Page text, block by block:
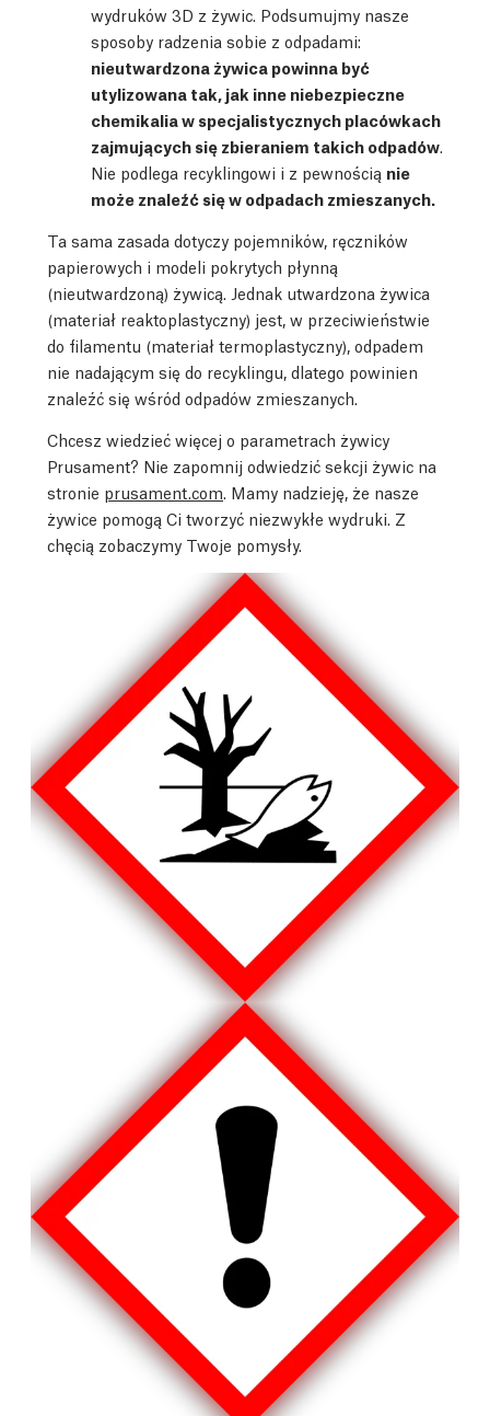
wydruków 3D z żywic. Podsumujmy nasze
sposoby radzenia sobie z odpadami:
nieutwardzona żywica powinna być
utylizowana tak, jak inne niebezpieczne
chemikalia w specjalistycznych placówkach
zajmujących się zbieraniem takich odpadów
Nie podlega recyklingowi i z pewnością nie
może znaleźć się w odpadach zmieszanych.
Ta sama zasada dotyczy pojemników, ręczników
papierowych i modeli pokrytych płynną
(nieutwardzoną) żywicą. Jednak utwardzona żywica
(materiał reaktoplastyczny) jest, w przeciwieństwie
do filamentu (materiał termoplastyczny), odpadem
nie nadającym się do recyklingu, dlatego powinien
znaleźć się wśród odpadów zmieszanych.
Chcesz wiedzieć więcej o parametrach żywicy
Prusament? Nie zapomnij odwiedzić sekcji żywic na
stronie prusament.com . Mamy nadzieję, że nasze
żywice pomogą Ci tworzyć niezwykłe wydruki. Z
chęcią zobaczymy Twoje pomysły.